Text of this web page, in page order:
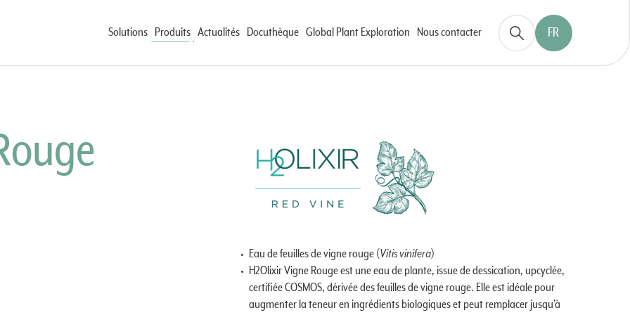
Solutions Produits Actualités Docuthèque Global Plant Exploration Nous contacter FR
Eau de feuilles de vigne rouge (Vitis vinifera)
H2Olixir Vigne Rouge est une eau de plante, issue de dessication, upcyclée,
certifiée COSMOS, dérivée des feuilles de vigne rouge. Elle est idéale pour
augmenter la teneur en ingrédients biologiques et peut remplacer jusqu’à